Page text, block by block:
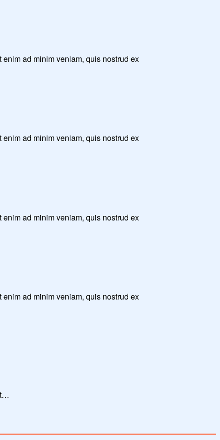
ad minim veniam, quis nostrud ex
ad minim veniam, quis nostrud ex
ad minim veniam, quis nostrud ex
ad minim veniam, quis nostrud ex